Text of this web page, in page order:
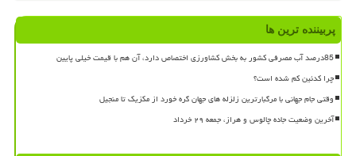
پربیننده ترین ها
85درصد آب مصرفی کشور به بخش کشاورزی اختصاص دارد، آن هم با قیمت خیلی پایین
چرا کدئین کم شده است؟
وقتی جام جهانی با مرگبارترین زلزله های جهان گره خورد از مکزیک تا منجیل
آخرین وضعیت جاده چالوس و هراز، جمعه ۲۹ خرداد